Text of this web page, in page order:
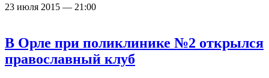
23 июля 2015 — 21:00
В Орле при поликлинике №2 открылся
православный клуб